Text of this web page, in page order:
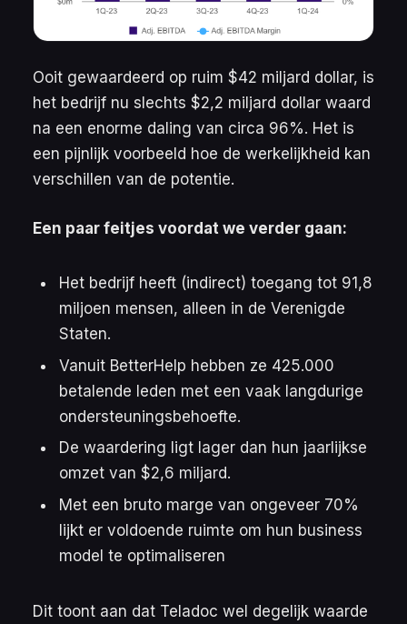
Ooit gewaardeerd op ruim $42 miljard dollar, is
het bedrijf nu slechts $2,2 miljard dollar waard
na een enorme daling van circa 96%. Het is
een pijnlijk voorbeeld hoe de werkelijkheid kan
verschillen van de potentie.
Een paar feitjes voordat we verder gaan:
Het bedrijf heeft (indirect) toegang tot 91,8
miljoen mensen, alleen in de Verenigde
Staten.
Vanuit BetterHelp hebben ze 425.000
betalende leden met een vaak langdurige
ondersteuningsbehoefte.
De waardering ligt lager dan hun jaarlijkse
omzet van $2,6 miljard.
Met een bruto marge van ongeveer 70%
lijkt er voldoende ruimte om hun business
model te optimaliseren
Dit toont aan dat Teladoc wel degelijk waarde